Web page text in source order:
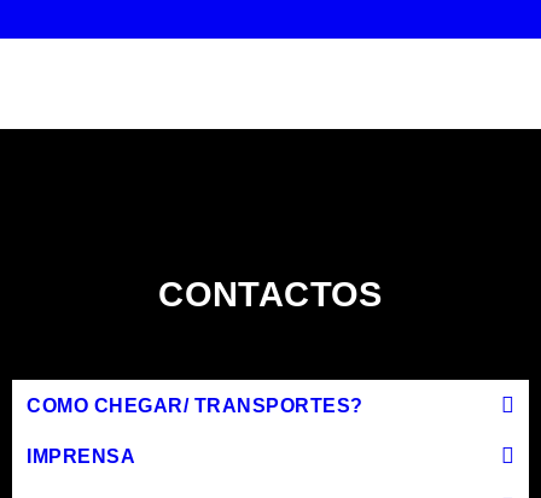
CONTACTOS
COMO CHEGAR/ TRANSPORTES?
IMPRENSA